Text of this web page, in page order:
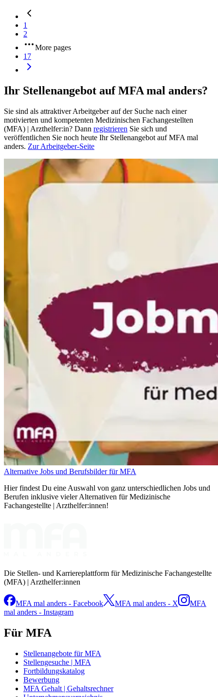
1
2
More pages
17
Ihr Stellenangebot auf MFA mal anders?
Sie sind als attraktiver Arbeitgeber auf der Suche nach einer
motivierten und kompetenten Medizinischen Fachangestellten
(MFA) | Arzthelfer:in? Dann registrieren Sie sich und
veröffentlichen Sie noch heute Ihr Stellenangebot auf MFA mal
anders. Zur Arbeitgeber-Seite
Alternative Jobs und Berufsbilder für MFA
Hier findest Du eine Auswahl von ganz unterschiedlichen Jobs und
Berufen inklusive vieler Alternativen für Medizinische
Fachangestellte | Arzthelfer:innen!
Die Stellen- und Karriereplattform für Medizinische Fachangestellte
(MFA) | Arzthelfer:innen
MFA mal anders - Facebook MFA mal anders - X
MFA
mal anders - Instagram
Für MFA
Stellenangebote für MFA
Stellengesuche | MFA
Fortbildungskatalog
Bewerbung
MFA Gehalt | Gehaltsrechner